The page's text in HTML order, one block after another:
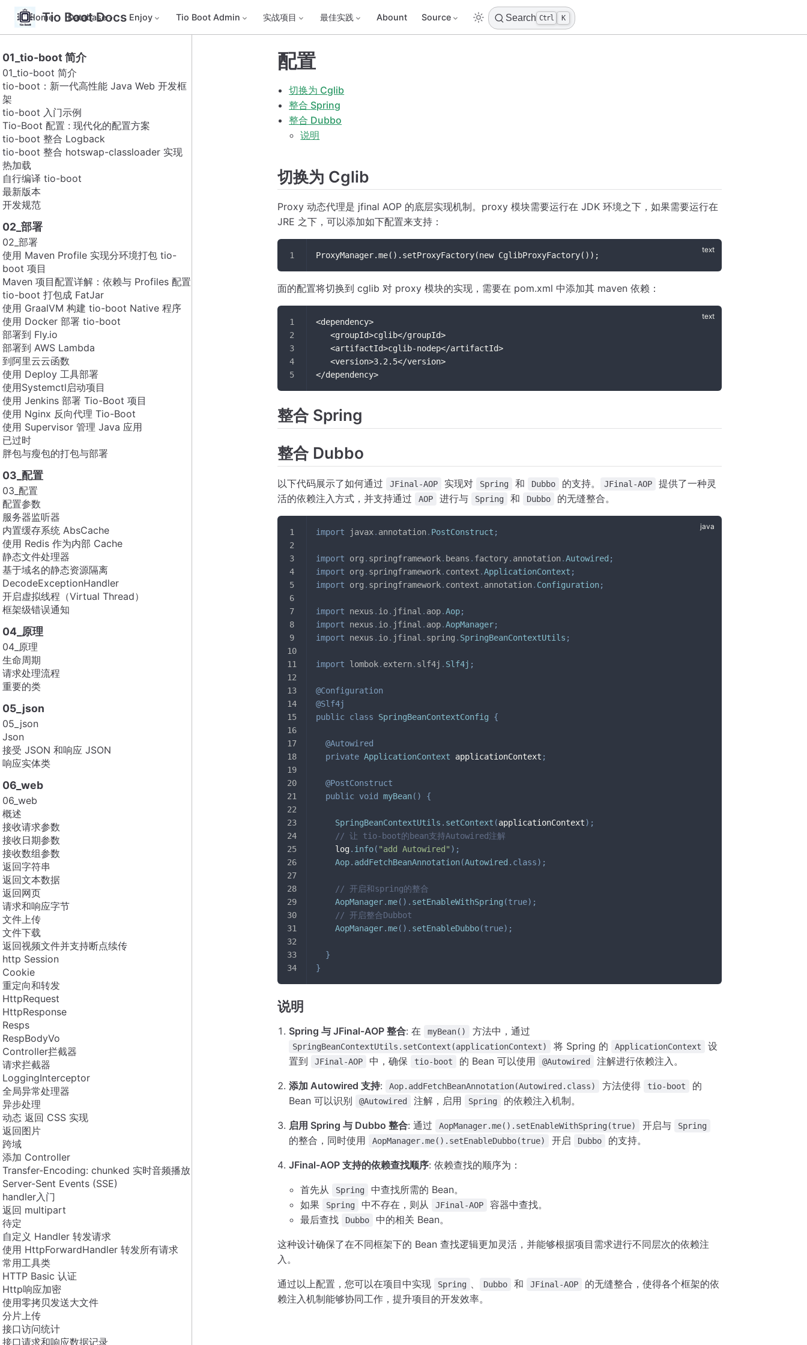
Tio Boot Docs
Home Database Enjoy Tio Boot Admin 实战项目 最佳实践 Abount Source Search Ctrl K
01_tio-boot 简介
01_tio-boot 简介
tio-boot：新一代高性能 Java Web 开发框
架
tio-boot 入门示例
Tio-Boot 配置 : 现代化的配置方案
tio-boot 整合 Logback
tio-boot 整合 hotswap-classloader 实现
热加载
自行编译 tio-boot
最新版本
开发规范
02_部署
02_部署
使用 Maven Profile 实现分环境打包 tio-
boot 项目
Maven 项目配置详解：依赖与 Profiles 配置
tio-boot 打包成 FatJar
使用 GraalVM 构建 tio-boot Native 程序
使用 Docker 部署 tio-boot
部署到 Fly.io
部署到 AWS Lambda
到阿里云云函数
使用 Deploy 工具部署
使用Systemctl启动项目
使用 Jenkins 部署 Tio-Boot 项目
使用 Nginx 反向代理 Tio-Boot
使用 Supervisor 管理 Java 应用
已过时
胖包与瘦包的打包与部署
03_配置
03_配置
配置参数
服务器监听器
内置缓存系统 AbsCache
使用 Redis 作为内部 Cache
静态文件处理器
基于域名的静态资源隔离
DecodeExceptionHandler
开启虚拟线程（Virtual Thread）
框架级错误通知
04_原理
04_原理
生命周期
请求处理流程
重要的类
05_json
05_json
Json
接受 JSON 和响应 JSON
响应实体类
06_web
06_web
概述
接收请求参数
接收日期参数
接收数组参数
返回字符串
返回文本数据
返回网页
请求和响应字节
文件上传
文件下载
返回视频文件并支持断点续传
http Session
Cookie
重定向和转发
HttpRequest
HttpResponse
Resps
RespBodyVo
Controller拦截器
请求拦截器
LoggingInterceptor
全局异常处理器
异步处理
动态 返回 CSS 实现
返回图片
跨域
添加 Controller
Transfer-Encoding: chunked 实时音频播放
Server-Sent Events (SSE)
handler入门
返回 multipart
待定
自定义 Handler 转发请求
使用 HttpForwardHandler 转发所有请求
常用工具类
HTTP Basic 认证
Http响应加密
使用零拷贝发送大文件
分片上传
接口访问统计
接口请求和响应数据记录
配置
切换为 Cglib
整合 Spring
整合 Dubbo
说明
切换为 Cglib
Proxy 动态代理是 jfinal AOP 的底层实现机制。proxy 模块需要运行在 JDK 环境之下，如果需要运行在
JRE 之下，可以添加如下配置来支持：
ProxyManager.me().setProxyFactory(new CglibProxyFactory());
面的配置将切换到 cglib 对 proxy 模块的实现，需要在 pom.xml 中添加其 maven 依赖：
<dependency>
   <groupId>cglib</groupId>
   <artifactId>cglib-nodep</artifactId>
   <version>3.2.5</version>
</dependency>
整合 Spring
整合 Dubbo
以下代码展示了如何通过 JFinal-AOP 实现对 Spring 和 Dubbo 的支持。 JFinal-AOP
提供了一种灵
活的依赖注入方式，并支持通过
AOP 进行与 Spring 和 Dubbo 的无缝整合。
import javax. annotation. PostConstruct ;
import org . springframework. beans . factory. annotation.Autowired ;
import
org . springframework. context .ApplicationContext ;
import
org . springframework. context . annotation. Configuration;
import nexus . io. jfinal . aop.Aop;
import
nexus . io. jfinal . aop.AopManager;
import
nexus . io. jfinal . spring . SpringBeanContextUtils ;
import lombok. extern. slf4j . Slf4j ;
@Configuration
@Slf4j
public class SpringBeanContextConfig {
@Autowired
private ApplicationContext applicationContext ;
@PostConstruct
public void myBean( ) {
SpringBeanContextUtils . setContext (applicationContext) ;
// 让 tio-boot的bean支持Autowired注解
    log
. info( "add Autowired" ) ;
Aop. addFetchBeanAnnotation(Autowired . class) ;
// 开启和spring的整合
AopManager.me( ) . setEnableWithSpring (true) ;
// 开启整合Dubbot
AopManager.me( ) . setEnableDubbo(true) ;
}
}
说明
Spring 与 JFinal-AOP 整合: 在 myBean() 方法中，通过
SpringBeanContextUtils.setContext(applicationContext) 将 Spring 的 ApplicationContext
设
置到
JFinal-AOP 中，确保 tio-boot 的 Bean 可以使用 @Autowired 注解进行依赖注入。
添加 Autowired 支持: Aop.addFetchBeanAnnotation(Autowired.class) 方法使得 tio-boot
的
Bean 可以识别
@Autowired 注解，启用 Spring 的依赖注入机制。
启用 Spring 与 Dubbo 整合: 通过 AopManager.me().setEnableWithSpring(true) 开启与 Spring
的整合，同时使用 AopManager.me().setEnableDubbo(true) 开启 Dubbo 的支持。
JFinal-AOP 支持的依赖查找顺序: 依赖查找的顺序为：
首先从 Spring
中查找所需的 Bean。
如果
Spring 中不存在，则从 JFinal-AOP
容器中查找。
最后查找
Dubbo 中的相关 Bean。
这种设计确保了在不同框架下的 Bean 查找逻辑更加灵活，并能够根据项目需求进行不同层次的依赖注
入。
通过以上配置，您可以在项目中实现 Spring Dubbo 和 JFinal-AOP
的无缝整合，使得各个框架的依
赖注入机制能够协同工作，提升项目的开发效率。